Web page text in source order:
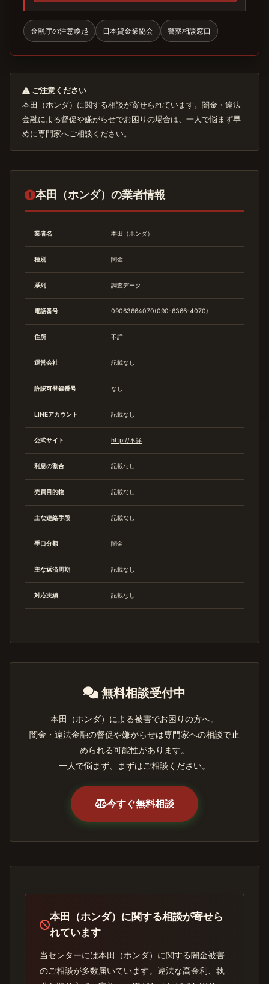
金融庁の注意喚起 日本貸金業協会 警察相談窓口
ご注意ください
本田（ホンダ）に関する相談が寄せられています。闇金・違法
金融による督促や嫌がらせでお困りの場合は、一人で悩まず早
めに専門家へご相談ください。
本田（ホンダ）の業者情報
業者名 本田（ホンダ）
種別 闇金
系列 調査データ
電話番号 09063664070(090-6366-4070)
住所 不詳
運営会社 記載なし
許認可登録番号 なし
LINEアカウント 記載なし
公式サイト http://不詳
利息の割合 記載なし
売買目的物 記載なし
主な連絡手段 記載なし
手口分類 闇金
主な返済周期 記載なし
対応実績 記載なし
無料相談受付中
本田（ホンダ）による被害でお困りの方へ。
闇金・違法金融の督促や嫌がらせは専門家への相談で止
められる可能性があります。
一人で悩まず、まずはご相談ください。
今すぐ無料相談
本田（ホンダ）に関する相談が寄せら
れています
当センターには本田（ホンダ）に関する闇金被害
のご相談が多数届いています。違法な高金利、執